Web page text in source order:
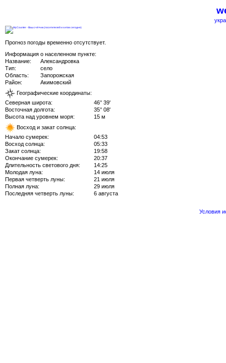
Прогноз погоды временно отсутствует.
Информация о населенном пункте:
Название:
Александровка
Тип:
село
Область:
Запорожская
Район:
Акимовский
Географические координаты:
Северная широта:
46° 39'
Восточная долгота:
35° 08'
Высота над уровнем моря:
15 м
Восход и закат солнца:
Начало сумерек:
04:53
Восход солнца:
05:33
Закат солнца:
19:58
Окончание сумерек:
20:37
Длительность светового дня:
14:25
Молодая луна:
14 июля
Первая четверть луны:
21 июля
Полная луна:
29 июля
Последняя четверть луны:
6 августа
Условия